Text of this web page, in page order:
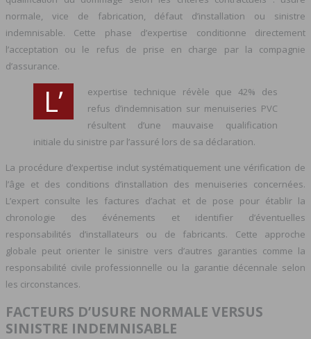
normale, vice de fabrication, défaut d’installation ou sinistre
indemnisable. Cette phase d’expertise conditionne directement
l’acceptation ou le refus de prise en charge par la compagnie
d’assurance.
L’
expertise technique révèle que 42% des
refus d’indemnisation sur menuiseries PVC
résultent d’une mauvaise qualification
initiale du sinistre par l’assuré lors de sa déclaration.
La procédure d’expertise inclut systématiquement une vérification de
l’âge et des conditions d’installation des menuiseries concernées.
L’expert consulte les factures d’achat et de pose pour établir la
chronologie des événements et identifier d’éventuelles
responsabilités d’installateurs ou de fabricants. Cette approche
globale peut orienter le sinistre vers d’autres garanties comme la
responsabilité civile professionnelle ou la garantie décennale selon
les circonstances.
FACTEURS D’USURE NORMALE VERSUS
SINISTRE INDEMNISABLE